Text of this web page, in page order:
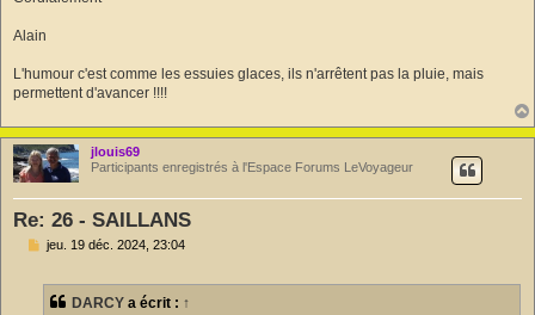
Alain
L'humour c'est comme les essuies glaces, ils n'arrêtent pas la pluie, mais
permettent d'avancer !!!!
jlouis69
Participants enregistrés à l'Espace Forums LeVoyageur
Re: 26 - SAILLANS
M
jeu. 19 déc. 2024, 23:04
DARCY a écrit : ↑